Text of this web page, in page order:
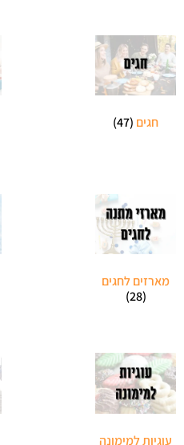
חגים (47)
מארזים לחגים
(28)
עוגיות למימונה